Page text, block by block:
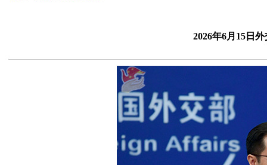
2026年6月15日